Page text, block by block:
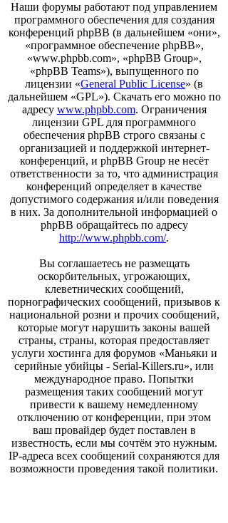
Наши форумы работают под управлением
программного обеспечения для создания
конференций phpBB (в дальнейшем «они»,
«программное обеспечение phpBB»,
«www.phpbb.com», «phpBB Group»,
«phpBB Teams»), выпущенного по
лицензии «General Public License» (в
дальнейшем «GPL»). Скачать его можно по
адресу www.phpbb.com. Ограничения
лицензии GPL для программного
обеспечения phpBB строго связаны с
организацией и поддержкой интернет-
конференций, и phpBB Group не несёт
ответственности за то, что администрация
конференций определяет в качестве
допустимого содержания и/или поведения
в них. За дополнительной информацией о
phpBB обращайтесь по адресу
http://www.phpbb.com/.
Вы соглашаетесь не размещать
оскорбительных, угрожающих,
клеветнических сообщений,
порнографических сообщений, призывов к
национальной розни и прочих сообщений,
которые могут нарушить законы вашей
страны, страны, которая предоставляет
услуги хостинга для форумов «Маньяки и
серийные убийцы - Serial-Killers.ru», или
международное право. Попытки
размещения таких сообщений могут
привести к вашему немедленному
отключению от конференции, при этом
ваш провайдер будет поставлен в
известность, если мы сочтём это нужным.
IP-адреса всех сообщений сохраняются для
возможности проведения такой политики.